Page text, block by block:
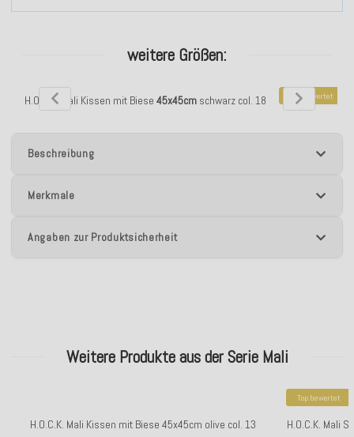
weitere Größen:
H.O.C.K. Mali Kissen mit Biese 45x45cmschwarz col. 18 Top bewertet
H.O.C.K. Mali
Beschreibung
Merkmale
Angaben zur Produktsicherheit
Weitere Produkte aus der Serie Mali
H.O.C.K. Mali Kissen mit Biese 45x45cm olive col. 13
Top bewertet
H.O.C.K. Mali